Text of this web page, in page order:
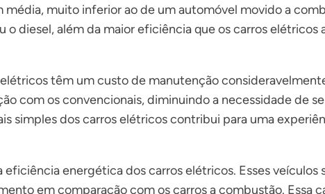
muito inferior ao de um automóvel movido a
o diesel, além da maior eficiência que os carros
têm um custo de manutenção
com os convencionais, diminuindo a necessidade de
simples dos carros elétricos contribui para uma
energética dos carros elétricos. Esses
em comparação com os carros a combustão.